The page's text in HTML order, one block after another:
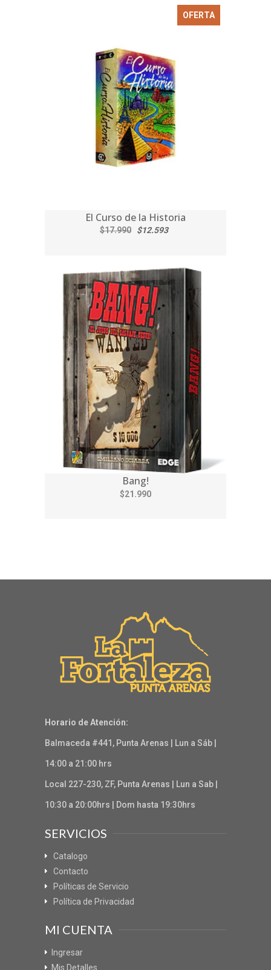
OFERTA
El Curso de la Historia
$17.990 $12.593
Bang!
$21.990
Horario de Atención:
Balmaceda #441, Punta Arenas | Lun a Sáb |
14:00 a 21:00 hrs
Local 227-230, ZF, Punta Arenas | Lun a Sab |
10:30 a 20:00hrs | Dom hasta 19:30hrs
SERVICIOS
Catalogo
Contacto
Políticas de Servicio
Política de Privacidad
MI CUENTA
Ingresar
Mis Detalles